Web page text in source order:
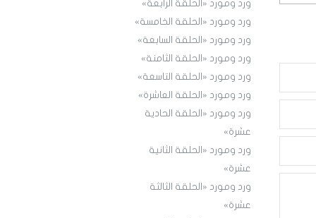
ورد ومورد «الحلقة الرابعة»
ورد ومورد «الحلقة الخامسة»
ورد ومورد «الحلقة السابعة»
ورد ومورد «الحلقة الثامنة»
ورد ومورد «الحلقة التاسعة»
ورد ومورد «الحلقة العاشرة»
ورد ومورد «الحلقة الحادية
عشرة»
ورد ومورد «الحلقة الثانية
عشرة»
ورد ومورد «الحلقة الثالثة
عشرة»